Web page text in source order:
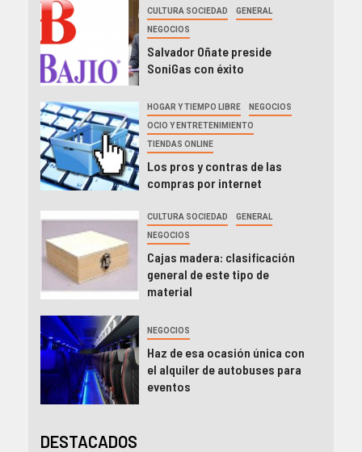
CULTURA SOCIEDAD GENERAL
NEGOCIOS
Salvador Oñate preside
SoniGas con éxito
HOGAR Y TIEMPO LIBRE NEGOCIOS
OCIO Y ENTRETENIMIENTO
TIENDAS ONLINE
Los pros y contras de las
compras por internet
CULTURA SOCIEDAD GENERAL
NEGOCIOS
Cajas madera: clasificación
general de este tipo de
material
NEGOCIOS
Haz de esa ocasión única con
el alquiler de autobuses para
eventos
DESTACADOS